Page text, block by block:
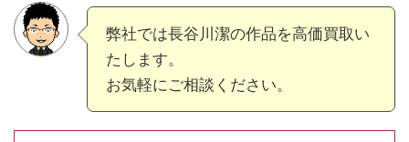
弊社では長谷川潔の作品を高価買取い
たします。
お気軽にご相談ください。